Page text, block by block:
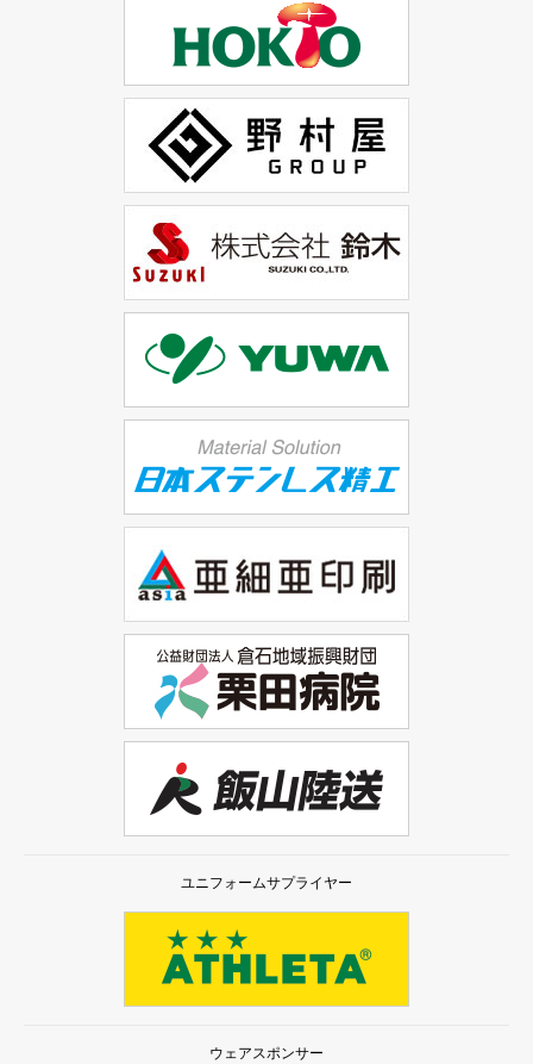
ユニフォームサプライヤー
ウェアスポンサー